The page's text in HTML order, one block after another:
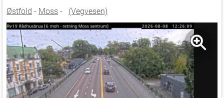
Østfold - Moss - (Vegvesen)